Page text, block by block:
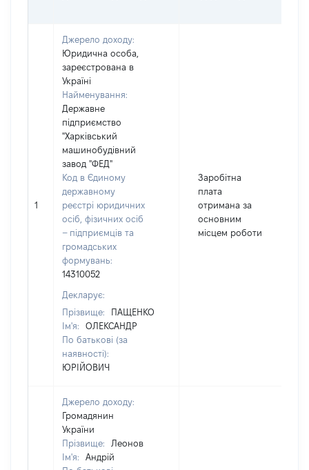
1
Джерело доходу:
Юридична особа,
зареєстрована в
Україні
Найменування:
Державне
підприємство
"Харківський
машинобудівний
завод "ФЕД"
Код в Єдиному
державному
реєстрі юридичних
осіб, фізичних осіб
– підприємців та
громадських
формувань:
14310052
Декларує:
Прізвище:
ПАЩЕНКО
Ім'я:
ОЛЕКСАНДР
По батькові (за
наявності):
ЮРІЙОВИЧ
Заробітна
плата
отримана за
основним
місцем роботи
Джерело доходу:
Громадянин
України
Прізвище:
Леонов
Ім'я:
Андрій